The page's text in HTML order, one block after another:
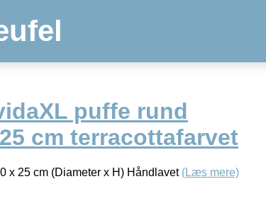
puffe rund
cm terracottafarvet
x 25 cm (Diameter x H) Håndlavet (Læs mere)